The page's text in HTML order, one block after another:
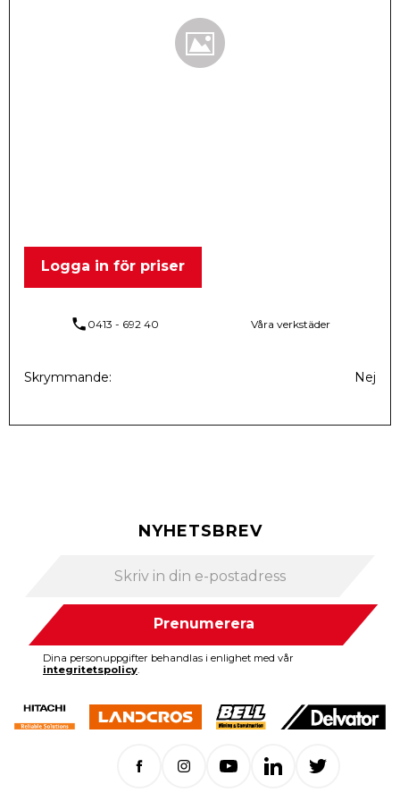
Logga in för priser
phone 0413 - 692 40 Våra verkstäder
Skrymmande Nej
NYHETSBREV
Prenumerera
Dina personuppgifter behandlas i enlighet med vår
integritetspolicy.